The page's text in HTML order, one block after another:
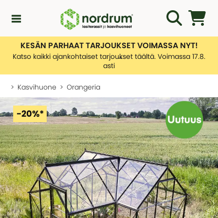
Kampanjat
KATEGORIAT
Yleiskatsaus - Uutuuksia
Rakentamislupa
Asiakaspalvelu
KATEGORIAT
Yleiskatsaus - Asiakaspalvelu
Ota yhteyttä
Tietoa toimituksistamme
Palautusten hallinnointi
Lasiterassiopas
Lasiterassit
KATEGORIAT
Kasvihuone
KESÄN PARHAAT TARJOUKSET VOIMASSA NYT!
Katso kaikki ajankohtaiset tarjoukset täältä. Voimassa 17.8.
asti
Kasvihuone Orangeria
-20%*